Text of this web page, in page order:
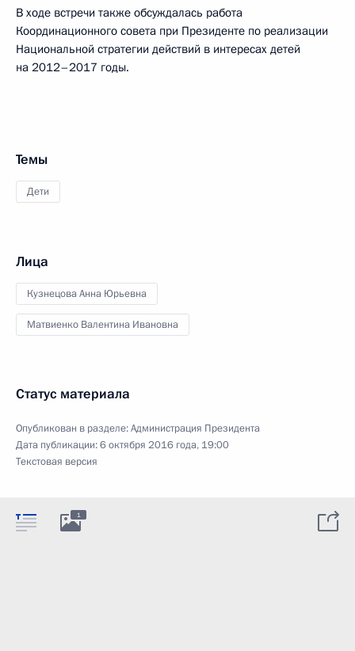
В ходе встречи также обсуждалась работа
Координационного совета при Президенте по реализации
Национальной стратегии действий в интересах детей
на 2012–2017 годы.
Темы
Дети
Лица
Кузнецова Анна Юрьевна
Матвиенко Валентина Ивановна
Статус материала
Опубликован в разделе:Администрация Президента
Дата публикации:6 октября 2016 года, 19:00
Текстовая версия
1